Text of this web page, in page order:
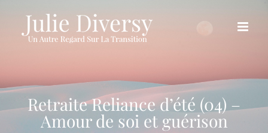
contenu
Retraite Reliance d’été (04) –
Amour de soi et guérison